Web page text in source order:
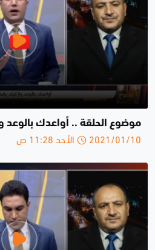
موضوع الحلقة .. أواعدك بالوعد
2021/01/10 الأحد 11:28 ص